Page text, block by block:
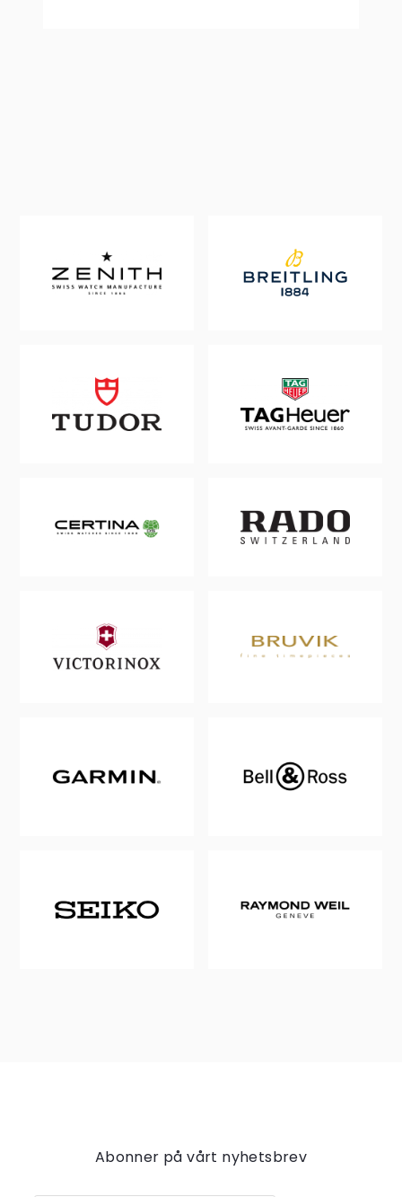
Abonner på vårt nyhetsbrev